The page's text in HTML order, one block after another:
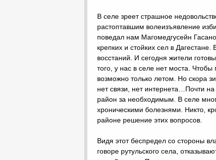
В селе зреет страшное
растоптавшим волеизъявление
поведал нам Магомедгусейн
крепких и стойких сел в
восстаний. И сегодня жители
того, у нас в селе нет моста.
возможно только летом. Но скора
нет связи, нет интернета…Почти
район за необходимым. В селе
хроническими болезнями. Никто,
районе решение этих вопросов.
Видя этот беспредел со стороны
говоре рутульского села,